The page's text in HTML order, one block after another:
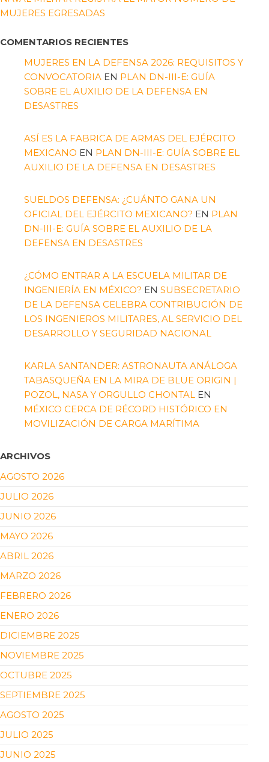
MUJERES EGRESADAS
COMENTARIOS RECIENTES
MUJERES EN LA DEFENSA 2026: REQUISITOS Y
CONVOCATORIA EN PLAN DN-III-E: GUÍA
SOBRE EL AUXILIO DE LA DEFENSA EN
DESASTRES
ASÍ ES LA FABRICA DE ARMAS DEL EJÉRCITO
MEXICANO EN PLAN DN-III-E: GUÍA SOBRE EL
AUXILIO DE LA DEFENSA EN DESASTRES
SUELDOS DEFENSA: ¿CUÁNTO GANA UN
OFICIAL DEL EJÉRCITO MEXICANO? EN PLAN
DN-III-E: GUÍA SOBRE EL AUXILIO DE LA
DEFENSA EN DESASTRES
¿CÓMO ENTRAR A LA ESCUELA MILITAR DE
INGENIERÍA EN MÉXICO? EN SUBSECRETARIO
DE LA DEFENSA CELEBRA CONTRIBUCIÓN DE
LOS INGENIEROS MILITARES, AL SERVICIO DEL
DESARROLLO Y SEGURIDAD NACIONAL
KARLA SANTANDER: ASTRONAUTA ANÁLOGA
TABASQUEÑA EN LA MIRA DE BLUE ORIGIN |
POZOL, NASA Y ORGULLO CHONTAL EN
MÉXICO CERCA DE RÉCORD HISTÓRICO EN
MOVILIZACIÓN DE CARGA MARÍTIMA
ARCHIVOS
AGOSTO 2026
JULIO 2026
JUNIO 2026
MAYO 2026
ABRIL 2026
MARZO 2026
FEBRERO 2026
ENERO 2026
DICIEMBRE 2025
NOVIEMBRE 2025
OCTUBRE 2025
SEPTIEMBRE 2025
AGOSTO 2025
JULIO 2025
JUNIO 2025